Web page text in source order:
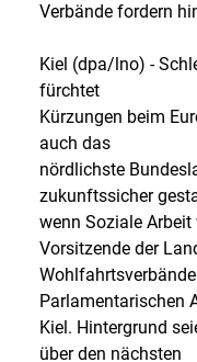
Verbände fordern
Kiel (dpa/lno) -
fürchtet
Kürzungen beim
auch das
nördlichste
zukunftssicher
wenn Soziale
Vorsitzende der
Parlamentarischen
Kiel. Hintergrund
über den nächsten